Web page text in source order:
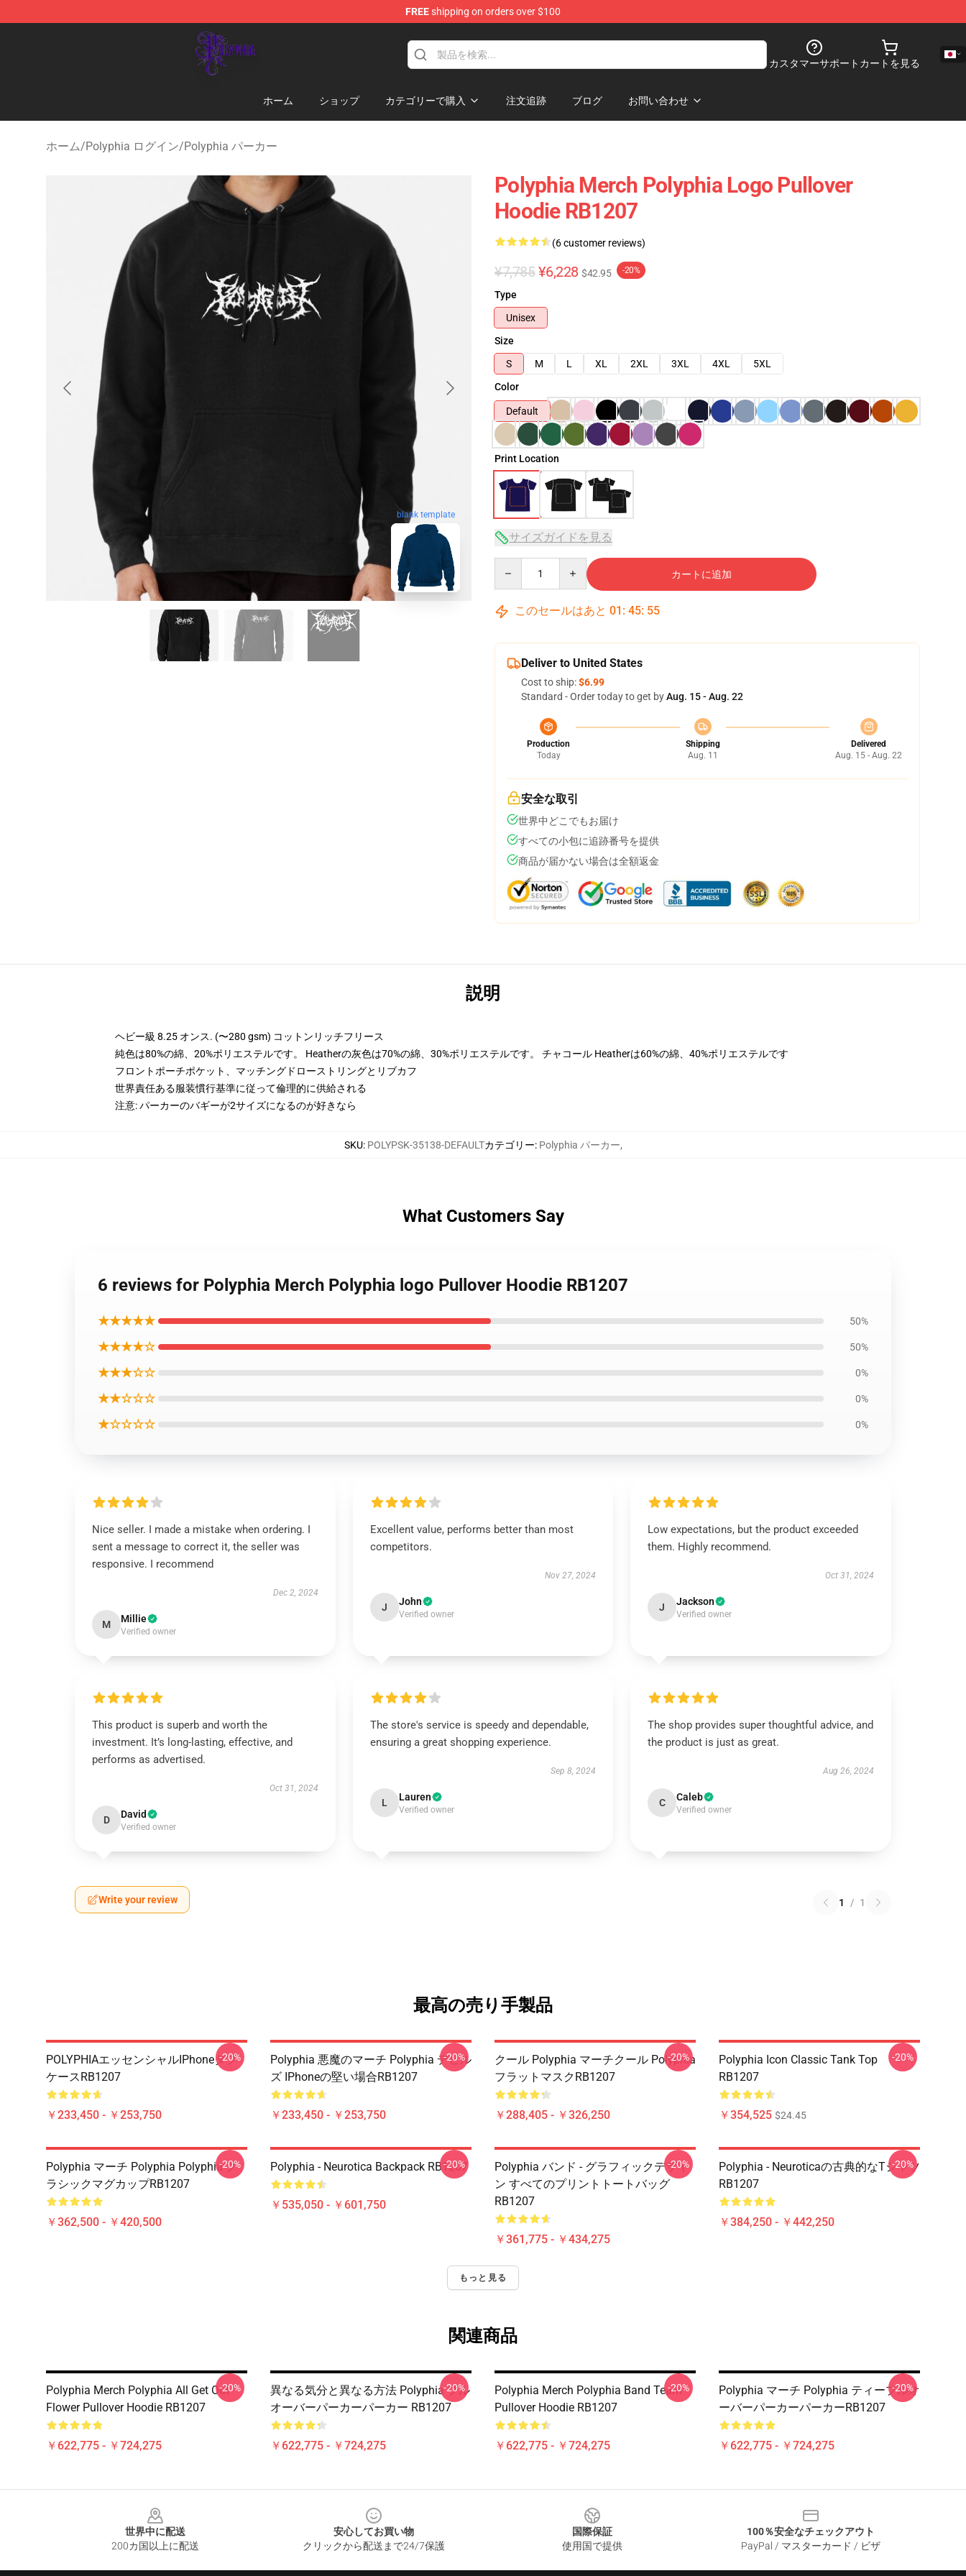
FREEshipping on orders over $100
Polyphia Shop - Official Polyphia Merchandise Store
カスタマーサポート カートを見る
ホーム ショップ カテゴリーで購入 注文追跡 ブログ お問い合わせ
ホーム/Polyphia ログイン/Polyphia パーカー
blank template
Polyphia Merch Polyphia Logo Pullover
Hoodie RB1207
(6 customer reviews)
¥7,785 ¥6,228 $42.95 -20%
Type
Unisex
Size
S
M L XL 2XL 3XL 4XL
5XL
Color
Default
Print Location
サイズガイドを見る
カートに追加
このセールはあと 01 : 45: 54
Deliver to United States
Cost to ship:$6.99
Standard - Order today to get byAug. 15 - Aug. 22
Production
Today
Shipping
Aug. 11
Delivered
Aug. 15 - Aug. 22
安全な取引
世界中どこでもお届け
すべての小包に追跡番号を提供
商品が届かない場合は全額返金
説明
ヘビー級 8.25 オンス. (〜280 gsm) コットンリッチフリース
純色は80%の綿、20%ポリエステルです。 Heatherの灰色は70%の綿、30%ポリエステルです。 チャコール Heatherは60%の綿、40%ポリエステルです
フロントポーチポケット、マッチングドローストリングとリブカフ
世界責任ある服装慣行基準に従って倫理的に供給される
注意: パーカーのバギーが2サイズになるのが好きなら
SKU: POLYPSK-35138-DEFAULTカテゴリー: Polyphia パーカー,
What Customers Say
6 reviews for Polyphia Merch Polyphia logo Pullover Hoodie RB1207
★★★★★ 50%
★★★★☆ 50%
★★★☆☆ 0%
★★☆☆☆ 0%
★☆☆☆☆ 0%
Nice seller. I made a mistake when ordering. I
sent a message to correct it, the seller was
responsive. I recommend
Dec 2, 2024
M Millie
Verified owner
Excellent value, performs better than most
competitors.
Nov 27, 2024
J John
Verified owner
Low expectations, but the product exceeded
them. Highly recommend.
Oct 31, 2024
J Jackson
Verified owner
This product is superb and worth the
investment. It’s long-lasting, effective, and
performs as advertised.
Oct 31, 2024
D David
Verified owner
The store's service is speedy and dependable,
ensuring a great shopping experience.
Sep 8, 2024
L Lauren
Verified owner
The shop provides super thoughtful advice, and
the product is just as great.
Aug 26, 2024
C Caleb
Verified owner
Write your review 1 / 1
最高の売り手製品
POLYPHIAエッセンシャルiPhoneタフ
ケースRB1207
￥233,450 - ￥253,750
-20%
Polyphia 悪魔のマーチ Polyphia デビル
ズ IPhoneの堅い場合RB1207
￥233,450 - ￥253,750
-20%
クール Polyphia マーチクール Polyphia
フラットマスクRB1207
￥288,405 - ￥326,250
-20%
Polyphia Icon Classic Tank Top
RB1207
￥354,525 $24.45
-20%
Polyphia マーチ Polyphia Polyphia ク
ラシックマグカップRB1207
￥362,500 - ￥420,500
-20% Polyphia - Neurotica Backpack RB1207
￥535,050 - ￥601,750
-20%
Polyphia バンド - グラフィックデザイ
ン すべてのプリントトートバッグ
RB1207
￥361,775 - ￥434,275
-20%
Polyphia - Neuroticaの古典的なTシャツ
RB1207
￥384,250 - ￥442,250
-20%
もっと見る
関連商品
Polyphia Merch Polyphia All Get Out
Flower Pullover Hoodie RB1207
￥622,775 - ￥724,275
-20%
異なる気分と異なる方法 Polyphia プル
オーバーパーカーパーカー RB1207
￥622,775 - ￥724,275
-20%
Polyphia Merch Polyphia Band Team
Pullover Hoodie RB1207
￥622,775 - ￥724,275
-20%
Polyphia マーチ Polyphia ティープルオ
ーバーパーカーパーカーRB1207
￥622,775 - ￥724,275
-20%
世界中に配送
200カ国以上に配送
安心してお買い物
クリックから配送まで24/7保護
国際保証
使用国で提供
100％安全なチェックアウト
PayPal / マスターカード / ビザ